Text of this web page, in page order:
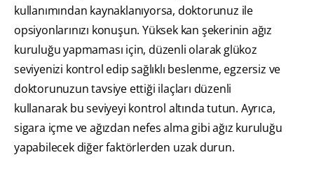
kullanımından kaynaklanıyorsa, doktorunuz ile
opsiyonlarınızı konuşun. Yüksek kan şekerinin ağız
kuruluğu yapmaması için, düzenli olarak glükoz
seviyenizi kontrol edip sağlıklı beslenme, egzersiz ve
doktorunuzun tavsiye ettiği ilaçları düzenli
kullanarak bu seviyeyi kontrol altında tutun. Ayrıca,
sigara içme ve ağızdan nefes alma gibi ağız kuruluğu
yapabilecek diğer faktörlerden uzak durun.